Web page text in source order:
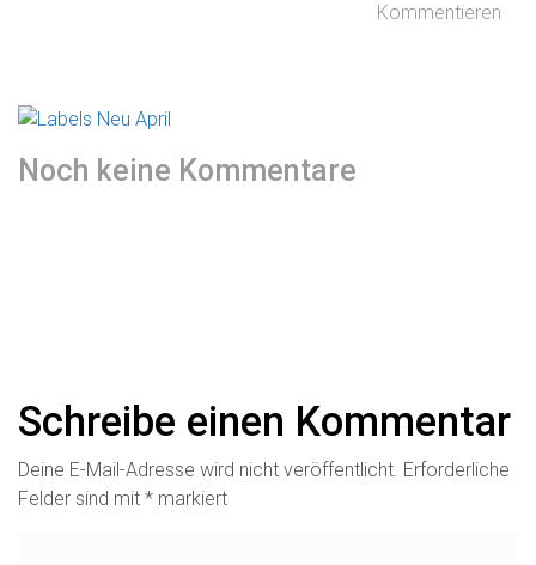
Kommentieren
Noch keine Kommentare
Schreibe einen Kommentar
Deine E-Mail-Adresse wird nicht veröffentlicht. Erforderliche
Felder sind mit * markiert